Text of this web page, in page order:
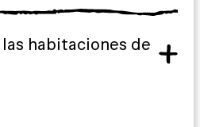
habitaciones de